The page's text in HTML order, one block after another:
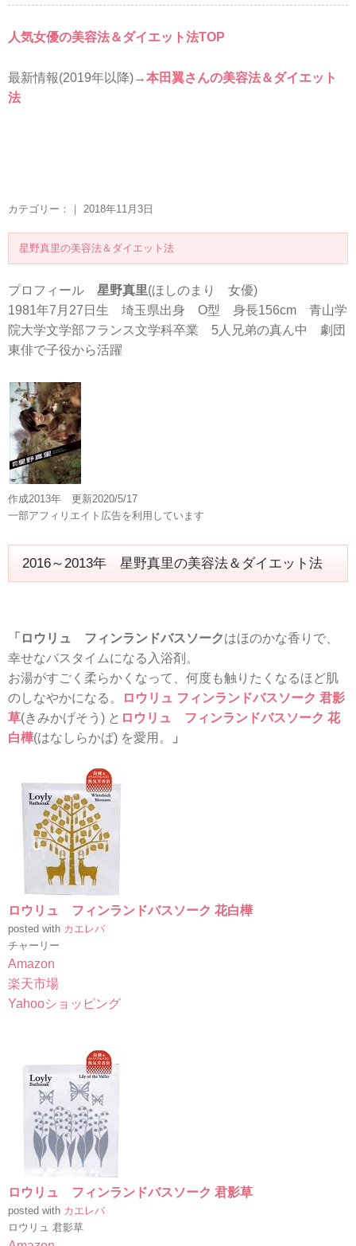
人気女優の美容法＆ダイエット法TOP
最新情報(2019年以降)→本田翼さんの美容法＆ダイエット
法
カテゴリー：｜ 2018年11月3日
星野真里の美容法＆ダイエット法
プロフィール 星野真里(ほしのまり 女優)
1981年7月27日生 埼玉県出身 O型 身長156cm 青山学
院大学文学部フランス文学科卒業 5人兄弟の真ん中 劇団
東俳で子役から活躍
作成2013年 更新2020/5/17
一部アフィリエイト広告を利用しています
2016～2013年 星野真里の美容法＆ダイエット法
「ロウリュ フィンランドバスソークはほのかな香りで、
幸せなバスタイムになる入浴剤。
お湯がすごく柔らかくなって、何度も触りたくなるほど肌
のしなやかになる。
ロウリュ フィンランドバスソーク 君影
草(きみかげそう) と ロウリュ フィンランドバスソーク 花
白樺(はなしらかば) を愛用。 」
ロウリュ フィンランドバスソーク 花白樺
posted with カエレバ
チャーリー
Amazon
楽天市場
Yahooショッピング
ロウリュ フィンランドバスソーク 君影草
posted with カエレバ
ロウリュ 君影草